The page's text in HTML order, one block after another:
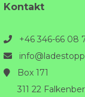
Kontakt
+46 346-66 08
Box 171
311 22